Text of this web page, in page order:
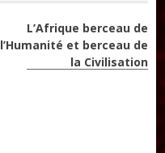
L’Afrique berceau de
l’Humanité et berceau de
la Civilisation